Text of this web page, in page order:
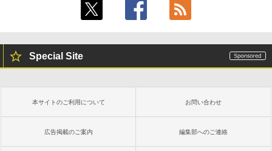
Special Site
本サイトのご利用について お問い合わせ
広告掲載のご案内 編集部へのご連絡